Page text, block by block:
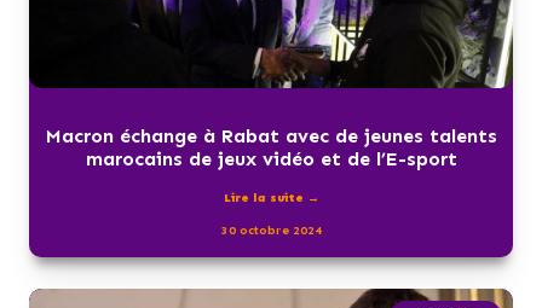
Macron échange à Rabat avec de jeunes talents
marocains de jeux vidéo et de l’E-sport
Lire la suite →
30 octobre 2024